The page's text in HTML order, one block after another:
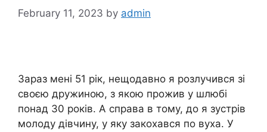
February 11, 2023 by admin
Зараз мені 51 рік, нещодавно я розлучився зі
своєю дружиною, з якою прожив у шлюбі
понад 30 років. А справа в тому, до я зустрів
молоду дівчину, у яку закохався по вуха. У